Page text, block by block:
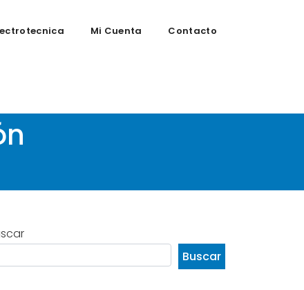
Mi Cuenta Contacto
Buscar